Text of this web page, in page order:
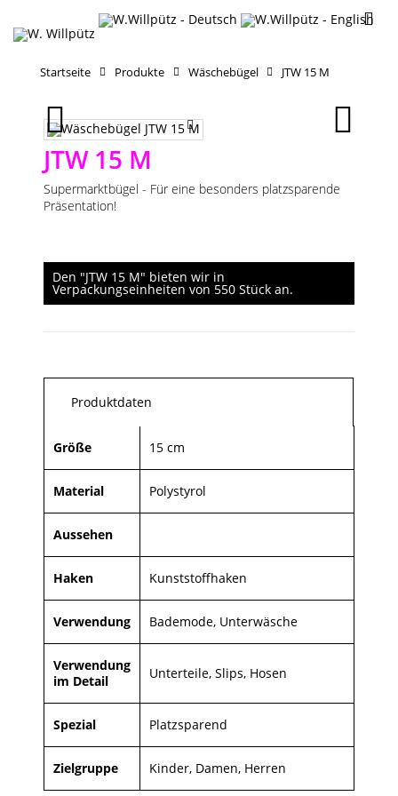
Startseite Produkte Wäschebügel JTW 15 M
JTW 15 M
Supermarktbügel - Für eine besonders platzsparende
Präsentation!
Den "JTW 15 M" bieten wir in
Verpackungseinheiten von 550 Stück an.
Produktdaten
Größe 15 cm
Material Polystyrol
Aussehen
Haken Kunststoffhaken
Verwendung Bademode, Unterwäsche
Verwendung
im Detail
Unterteile, Slips, Hosen
Spezial Platzsparend
Zielgruppe Kinder, Damen, Herren